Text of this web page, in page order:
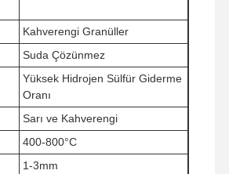
Ürünler VİDEOLAR Hakkımızda
Kahverengi Granüller
Suda Çözünmez
Yüksek Hidrojen Sülfür Giderme
Oranı
Sarı ve Kahverengi
400-800°C
1-3mm